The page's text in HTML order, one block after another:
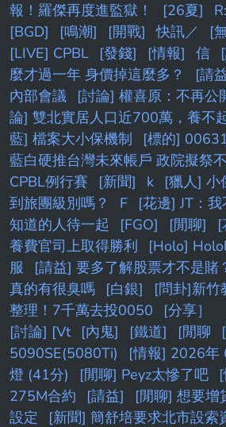
報！羅傑再度進監獄！
[26夏] R:
[BGD]
[鳴潮] [開戰] 快訊／ [
[LIVE] CPBL
[發錢] [情報] 信
麼才過一年 身價掉這麼多？
[請
內部會議
[討論] 權喜原：不再公
論] 雙北實居人口近700萬，養不
藍] 檔案大小保機制
[標的]
藍白硬推台灣未來帳戶 政院擬祭
CPBL例行賽
[新聞] k
[獵人] 小
到旅團級別嗎？
F
[花邊] JT：
知道的人待一起
[FGO] [閒聊]
[
養費官司上取得勝利
[Holo]
服
[請益] 要多了解股票才不是賭
真的有很臭嗎
[白銀]
[問卦]新竹
整理！7千萬去投0050
[分享］
[討論] [Vt
[內鬼] [鐵道] [閒聊
5090SE(5080Ti)
[情報] 2026年
燈 (41分)
[閒聊] Peyz太慘了吧
275M合約
[請益]
[閒聊] 想要增
設定
[新聞] 簡舒培要求北市設